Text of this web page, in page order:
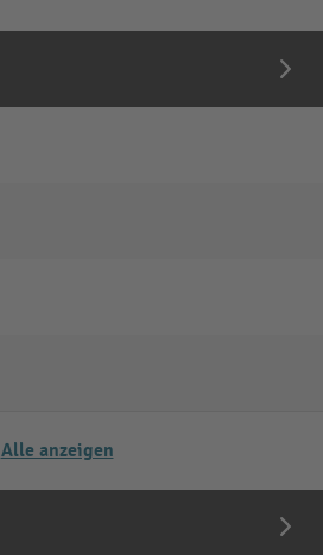
Alle anzeigen